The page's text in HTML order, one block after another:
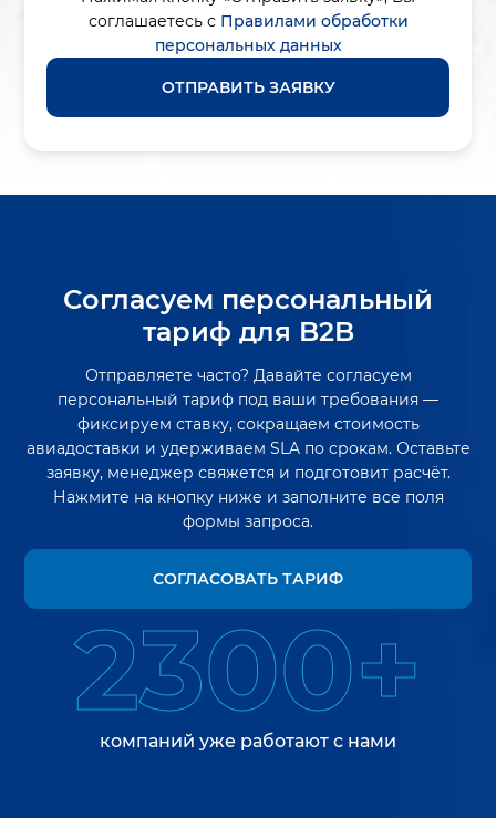
соглашаетесь с Правилами обработки
персональных данных
ОТПРАВИТЬ ЗАЯВКУ
Согласуем персональный
тариф для B2B
Отправляете часто? Давайте согласуем
персональный тариф под ваши требования —
фиксируем ставку, сокращаем стоимость
авиадоставки и удерживаем SLA по срокам. Оставьте
заявку, менеджер свяжется и подготовит расчёт.
Нажмите на кнопку ниже и заполните все поля
формы запроса.
СОГЛАСОВАТЬ ТАРИФ
2300+
компаний уже работают с нами